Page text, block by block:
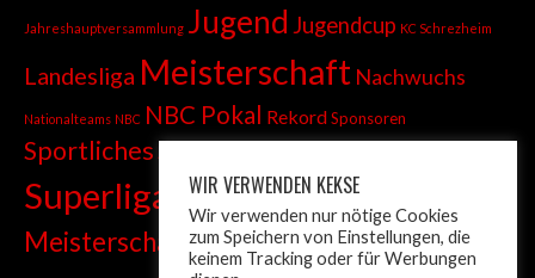
Jahreshauptversammlung Jugend Jugendcup KC Schrezheim
Landesliga Meisterschaft Nachwuchs
Nationalteams NBC NBC Pokal RekordSponsoren
SportlichesSprint
Superliga TandemTiroler Liga
Meisterschaft Trainer Turnier Weltcup wm
WIR VERWENDEN KEKSE
Wir verwenden nur nötige Cookies
zum Speichern von Einstellungen, die
keinem Tracking oder für Werbungen